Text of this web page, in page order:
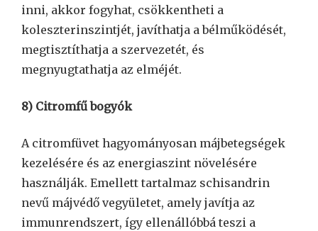
inni, akkor fogyhat, csökkentheti a
koleszterinszintjét, javíthatja a bélműködését,
megtisztíthatja a szervezetét, és
megnyugtathatja az elméjét.
8) Citromfű bogyók
A citromfüvet hagyományosan májbetegségek
kezelésére és az energiaszint növelésére
használják. Emellett tartalmaz schisandrin
nevű májvédő vegyületet, amely javítja az
immunrendszert, így ellenállóbbá teszi a